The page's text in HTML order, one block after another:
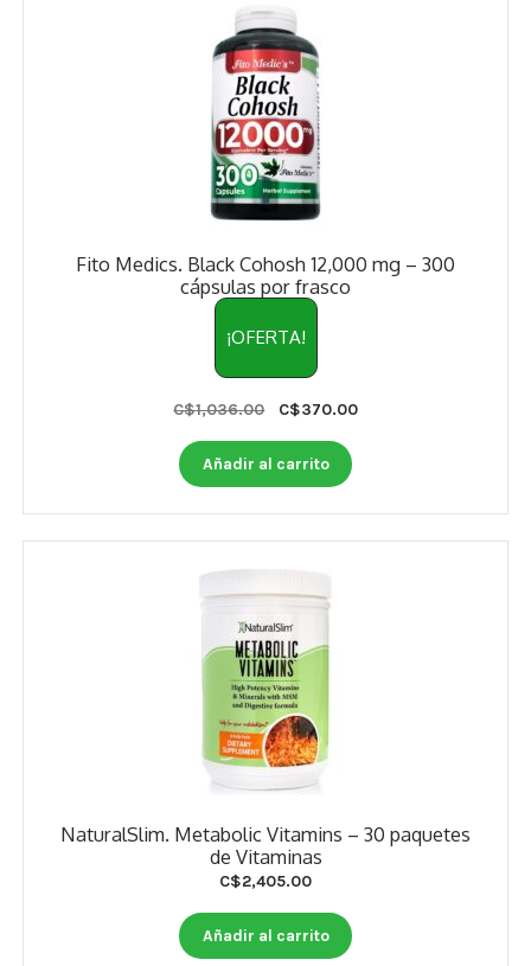
Fito Medics. Black Cohosh 12,000 mg – 300
cápsulas por frasco
¡OFERTA!
C$1,036.00
Original
was:
C$1,036.00.
C$370.00Current
Añadir al carrito
NaturalSlim. Metabolic Vitamins – 30 paquetes
de Vitaminas
C$2,405.00
Añadir al carrito